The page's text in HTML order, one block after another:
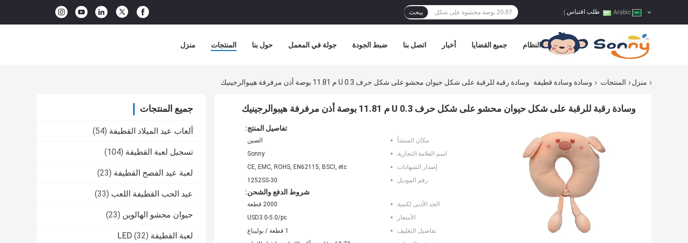
طلب اقتباس يبحث
منزل المنتجات حول بنا جولة في المعمل ضبط الجودة اتصل بنا أخبار جميع القضايا النظام
منزل المنتجات وسادة وسادة قطيفة وسادة رقبة للرقبة على شكل حيوان محشو على شكل حرف U 0.3 م 11.81 بوصة أذن مرفرفة هيبوالرجينيك
جميع المنتجات
ألعاب عيد الميلاد القطيفة (54)
تسجيل لعبة القطيفة (104)
لعبة عيد الفصح القطيفة (23)
عيد الحب القطيفة اللعب (33)
حيوان محشو الهالوين (23)
لعبة القطيفة LED (32)
وسادة رقبة للرقبة على شكل حيوان محشو على شكل حرف U 0.3 م 11.81 بوصة أذن مرفرفة هيبوالرجينيك
تفاصيل المنتج:
مكان المنشأ:
الصين
اسم العلامة التجارية:
Sonny
إصدار الشهادات:
CE, EMC, ROHS, EN62115, BSCI, etc
رقم الموديل:
1252SS-30
شروط الدفع والشحن:
الحد الأدنى لكمية:
2000 قطعة
الأسعار:
USD3.0-5.0/pc
تفاصيل التغليف:
1 قطعة / بوليباغ